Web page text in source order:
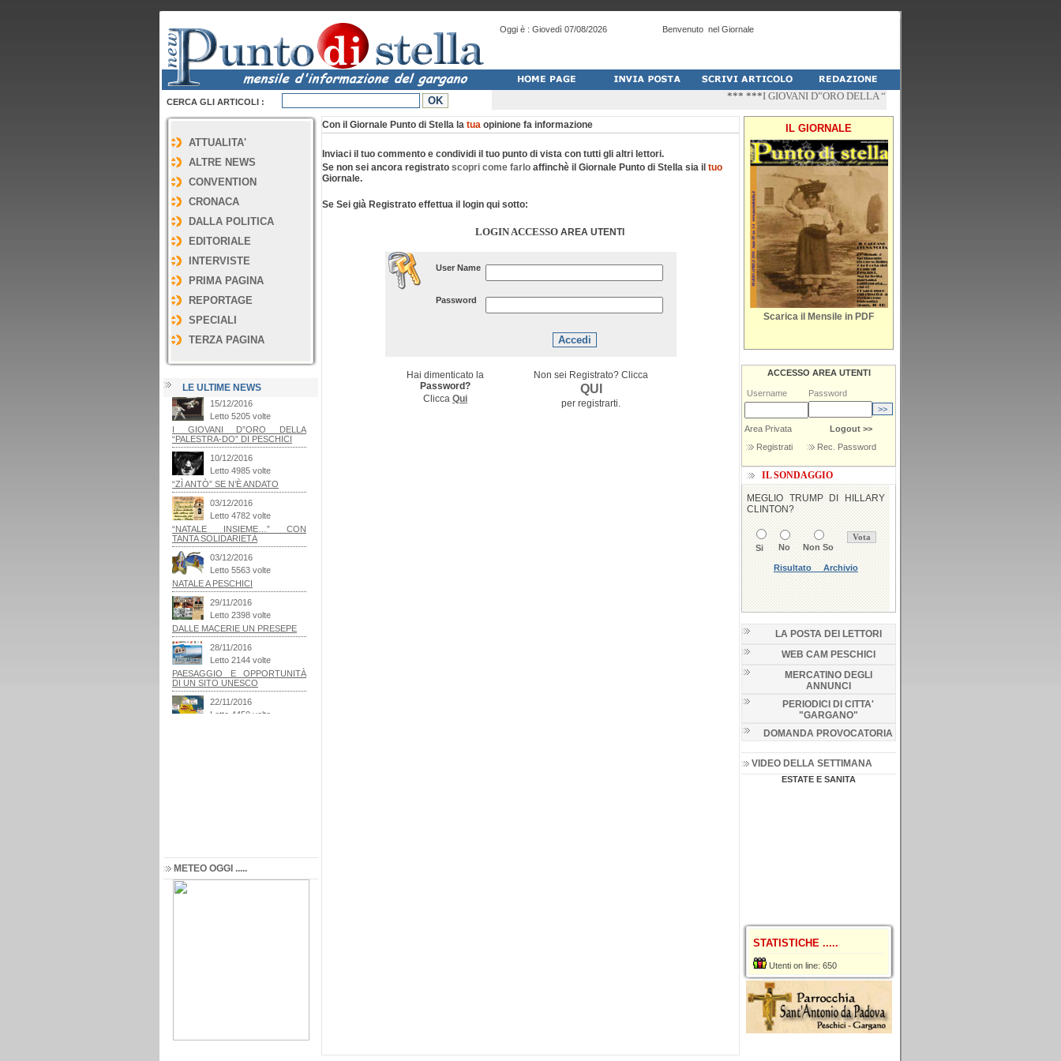
Oggi è : Giovedì 07/08/2026 Benvenuto nel Giornale
CERCA GLI ARTICOLI : *** ***I GIOVANI D”ORO DELLA “PALESTRA-DO” DI PESCHICI
ATTUALITA'
ALTRE NEWS
CONVENTION
CRONACA
DALLA POLITICA
EDITORIALE
INTERVISTE
PRIMA PAGINA
REPORTAGE
SPECIALI
TERZA PAGINA
LE ULTIME NEWS
METEO OGGI .....
Con il Giornale Punto di Stella la tua opinione fa informazione
Inviaci il tuo commento e condividi il tuo punto di vista con tutti gli altri lettori.
Se non sei ancora registrato scopri come farlo affinchè il Giornale Punto di Stella sia il tuo
Giornale.
Se Sei già Registrato effettua il login qui sotto:
LOGIN ACCESSO AREA UTENTI
User Name
Password
Hai dimenticato la
Password?
Clicca Qui
Non sei Registrato? Clicca
QUI
per registrarti.
IL GIORNALE
Scarica il Mensile in PDF
ACCESSO AREA UTENTI
Username Password
Area Privata
Logout >>
Registrati
Rec. Password
IL SONDAGGIO
LA POSTA DEI LETTORI
WEB CAM PESCHICI
MERCATINO DEGLI
ANNUNCI
PERIODICI DI CITTA'
"GARGANO"
DOMANDA PROVOCATORIA
VIDEO DELLA SETTIMANA
ESTATE E SANITA
STATISTICHE .....
Utenti on line: 650